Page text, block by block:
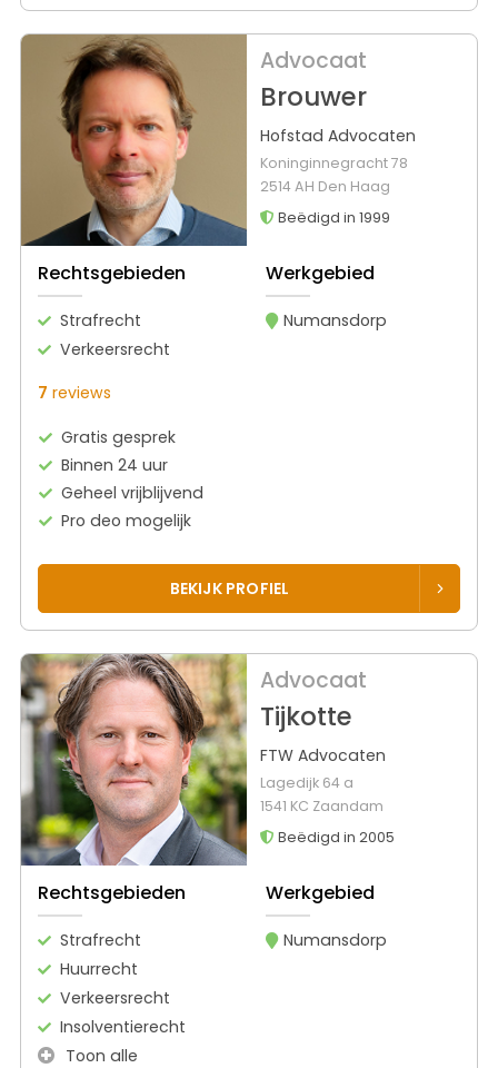
Advocaat
Brouwer
Hofstad Advocaten
Koninginnegracht 78
2514 AH Den Haag
Beëdigd in 1999
Rechtsgebieden
Strafrecht
Verkeersrecht
Werkgebied
Numansdorp
7 reviews
Gratis gesprek
Binnen 24 uur
Geheel vrijblijvend
Pro deo mogelijk
BEKIJK PROFIEL
Advocaat
Tijkotte
FTW Advocaten
Lagedijk 64 a
1541 KC Zaandam
Beëdigd in 2005
Rechtsgebieden
Strafrecht
Huurrecht
Verkeersrecht
Insolventierecht
Toon alle
Werkgebied
Numansdorp